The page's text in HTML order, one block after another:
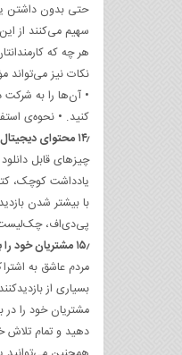
حتی بدون داشتن
سهیم می‌کنند از
هر چه که
نکات نیز می‌تواند
• آن‌ها را به
کنید. • نحوه‌ی
۱۴٫ محتوای دیجیتال ایجاد کنید
چیزهای قابل
یادداشت کوچک،
با بیشتر شدن
پی‌دی‌اف، چک‌لیست،
۱۵٫ مشتریان خود را به نظر دادن تشویق کنید
مردم عاشق به
بسیاری از
مشتریان خود را
دهید و تمام تلاش